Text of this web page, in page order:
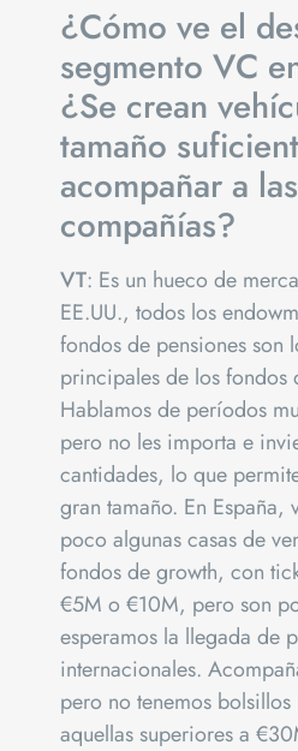
¿Cómo ve el
segmento VC
¿Se crean
tamaño
acompañar a las
compañías?
VT: Es un hueco de
EE.UU., todos los
fondos de pensiones son
principales de los fondos
Hablamos de períodos
pero no les importa e
cantidades, lo que
gran tamaño. En
poco algunas casas de
fondos de growth, con
€5M o €10M, pero son
esperamos la llegada de
internacionales.
pero no tenemos
aquellas superiores a